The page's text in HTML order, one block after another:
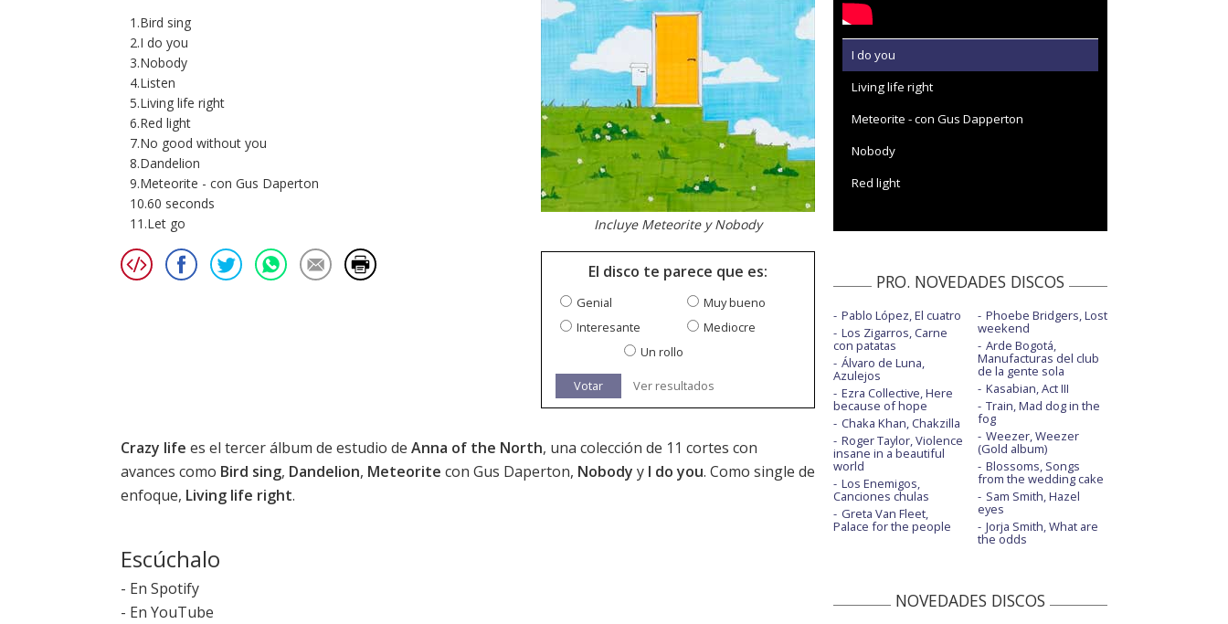
1.Bird sing
2.I do you
3.Nobody
4.Listen
5.Living life right
6.Red light
7.No good without you
8.Dandelion
9.Meteorite - con Gus Daperton
10.60 seconds
11.Let go
Incluye Meteorite y Nobody
El disco te parece que es:
Genial
Muy bueno
Interesante
Mediocre
Un rollo
Votar Ver resultados
Crazy life es el tercer álbum de estudio de Anna of the North, una colección de 11 cortes con
avances como Bird sing, Dandelion, Meteorite con Gus Daperton, Nobody y I do you. Como single de
enfoque, Living life right.
Escúchalo
- En Spotify
- En YouTube
I do you
Living life right
Meteorite - con Gus Dapperton
Nobody
Red light
PRO. NOVEDADES DISCOS
Pablo López, El cuatro
Los Zigarros, Carne
con patatas
Álvaro de Luna,
Azulejos
Ezra Collective, Here
because of hope
Chaka Khan, Chakzilla
Roger Taylor, Violence
insane in a beautiful
world
Los Enemigos,
Canciones chulas
Greta Van Fleet,
Palace for the people
Phoebe Bridgers, Lost
weekend
Arde Bogotá,
Manufacturas del club
de la gente sola
Kasabian, Act III
Train, Mad dog in the
fog
Weezer, Weezer
(Gold album)
Blossoms, Songs
from the wedding cake
Sam Smith, Hazel
eyes
Jorja Smith, What are
the odds
NOVEDADES DISCOS